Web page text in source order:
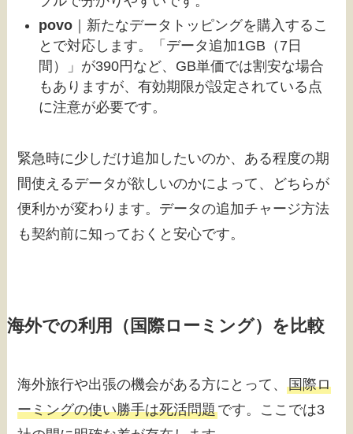
povo ｜新たなデータトッピングを購入するこ
とで対応します。「データ追加1GB（7日
間）」が390円など、GB単価では割安な場合
もありますが、有効期限が設定されている点
に注意が必要です。
緊急時に少しだけ追加したいのか、ある程度の期
間使えるデータが欲しいのかによって、どちらが
便利かが変わります。データの追加チャージ方法
も契約前に知っておくと安心です。
海外での利用（国際ローミング）を比較
海外旅行や出張の機会がある方にとって、国際ロ
ーミングの使い勝手は死活問題です。ここでは3